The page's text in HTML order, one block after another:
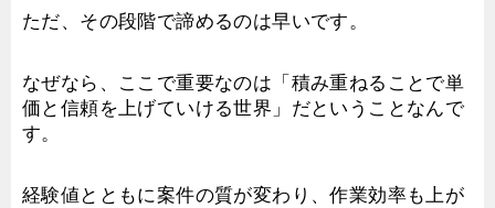
ただ、その段階で諦めるのは早いです。
なぜなら、ここで重要なのは「積み重ねることで単
価と信頼を上げていける世界」だということなんで
す。
経験値とともに案件の質が変わり、作業効率も上が